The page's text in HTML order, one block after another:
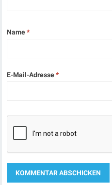
Name*
E-Mail-Adresse*